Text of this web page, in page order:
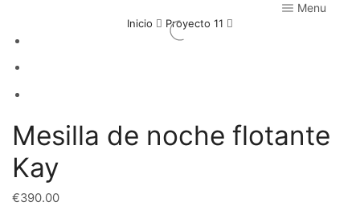
Menu
Inicio Proyecto 11
Mesilla de noche flotante
Kay
€390.00